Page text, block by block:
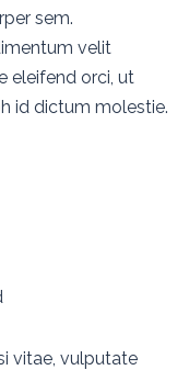
sem.
velit
eleifend orci, ut
id dictum molestie.
vitae, vulputate